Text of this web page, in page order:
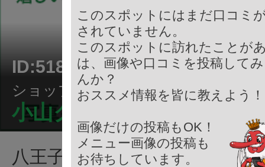
ID:518752
ショップ/クリーニング
小山クリーニング商会
八王子市弐分方町の住宅街に
このスポットにはまだ口コミ
されていません。
このスポットに訪れたことが
は、画像や口コミを投稿して
んか？
おススメ情報を皆に教えよう
画像だけの投稿もOK！
メニュー画像の投稿も
お待ちしています。